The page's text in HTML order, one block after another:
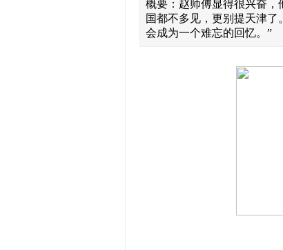
概要：赵师傅显得很兴奋，
国都不多见，更别提天津
会成为一个难忘的回忆。”